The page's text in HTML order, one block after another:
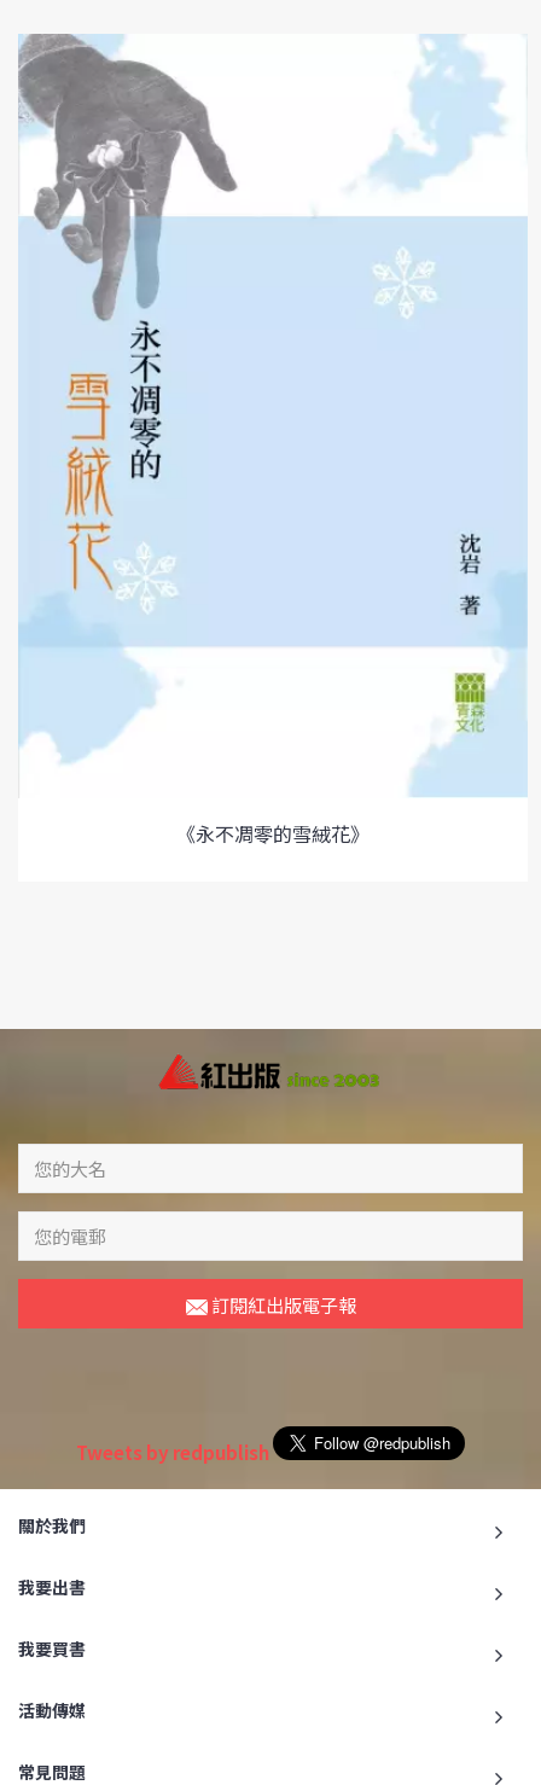
《永不凋零的雪絨花》
訂閱紅出版電子報
Tweets by redpublish
關於我們
我要出書
我要買書
活動傳媒
常見問題